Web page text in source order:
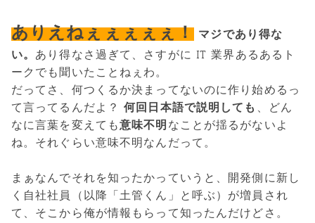
ありえねぇぇぇぇぇ！ マジであり得な
い。 あり得なさ過ぎて、さすがに IT 業界あるあるト
ークでも聞いたことねぇわ。
だってさ、何つくるか決まってないのに作り始めるっ
て言ってるんだよ？何回日本語で説明しても
、どん
なに言葉を変えても意味不明 なことが揺るがないよ
ね。それぐらい意味不明なんだって。
まぁなんでそれを知ったかっていうと、開発側に新し
く自社社員（以降「土管くん」と呼ぶ）が増員され
て、そこから俺が情報もらって知ったんだけどさ。